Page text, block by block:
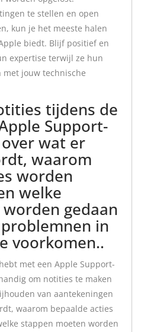
te stellen en open
kun je het meeste halen
biedt. Blijf positief en
expertise terwijl ze hun
jouw technische
tijdens de
Support-
wat er
waarom
worden
welke
gedaan
in
voorkomen..
met een Apple Support-
om notities te maken
van aantekeningen
waarom bepaalde acties
stappen moeten worden